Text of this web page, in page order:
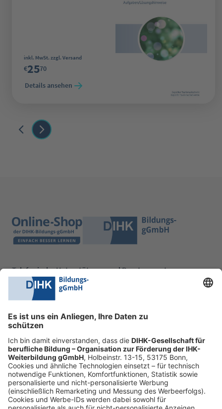
Regulärer Preis:
inkl. MwSt. zzgl. Versand
€2570
Details ansehen
Telefonische Unterstützung und Beratung unter:
0228 6205 205
Fr.:
09:00-14:00 Uhr
shop@dihk-bildung.shop
Vertrag widerrufen
Zahlungsarten